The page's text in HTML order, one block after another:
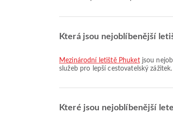
Která jsou nejoblíbenější
Mezinárodní letiště Phuketjsou
služeb pro lepší cestovatelský
Které jsou nejoblíbenější